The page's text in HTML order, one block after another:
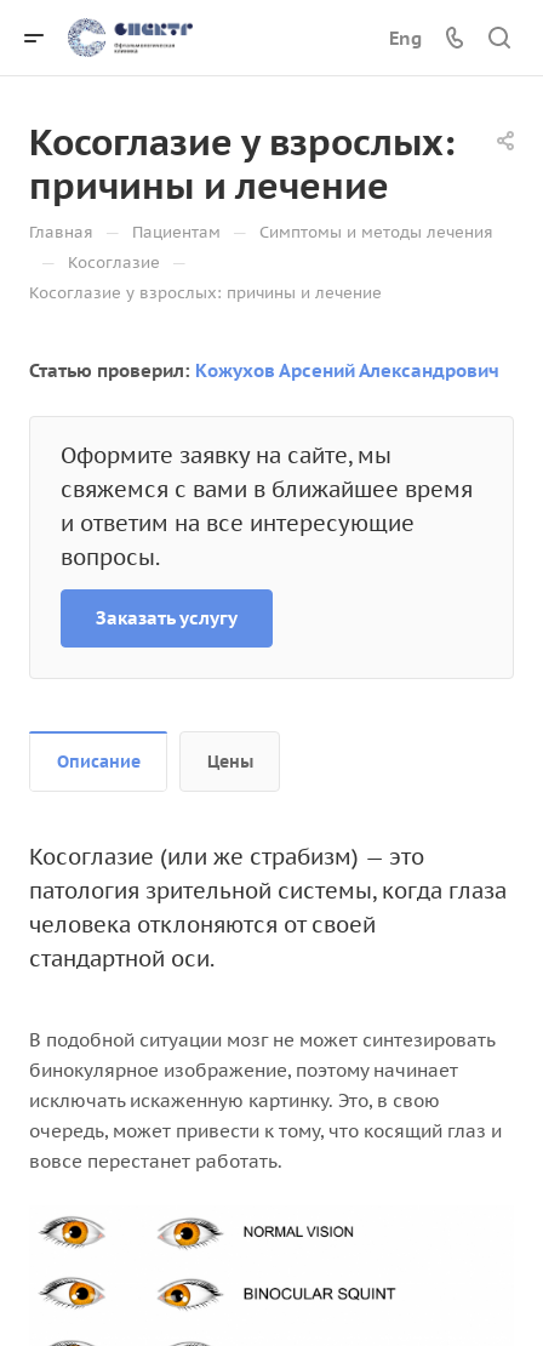
Eng
Косоглазие у взрослых:
причины и лечение
Главная — Пациентам — Симптомы и методы лечения
— Косоглазие —
Косоглазие у взрослых: причины и лечение
Статью проверил: Кожухов Арсений Александрович
Оформите заявку на сайте, мы
свяжемся с вами в ближайшее время
и ответим на все интересующие
вопросы.
Заказать услугу
Описание Цены
Косоглазие (или же страбизм) — это
патология зрительной системы, когда глаза
человека отклоняются от своей
стандартной оси.
В подобной ситуации мозг не может синтезировать
бинокулярное изображение, поэтому начинает
исключать искаженную картинку. Это, в свою
очередь, может привести к тому, что косящий глаз и
вовсе перестанет работать.